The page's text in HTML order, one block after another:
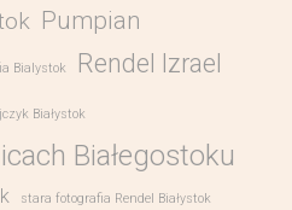
Pumpian
Bialystok Rendel Izrael
Białystok
Białegostoku
stara fotografia Rendel Białystok